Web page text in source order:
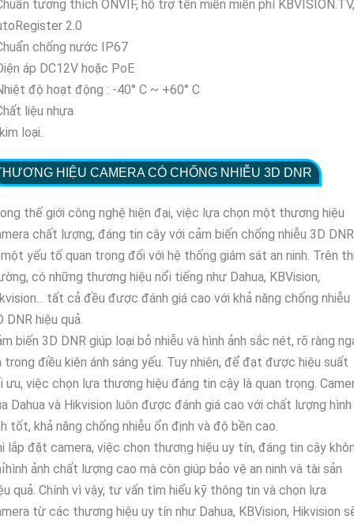
tương thích ONVIF, hỗ trợ tên miền miễn phí KBVISION.TV,
2.0
chống nước IP67
áp DC12V hoặc PoE
độ hoạt động : -40° C ~ +60° C
liệu nhựa
loại.
HIỆU CAMERA CÓ CHỐNG NHIỄU 3D DNR
thế giới công nghệ hiện đại, việc lựa chọn một thương hiệu
chất lượng, đáng tin cậy với cảm biến chống nhiễu 3D DNR
yếu tố quan trọng đối với hệ thống giám sát an ninh. Trên
có những thương hiệu nổi tiếng như Dahua, KBVision,
tất cả đều được đánh giá cao với khả năng chống nhiễu
DNR hiệu quả.
biến 3D DNR giúp loại bỏ nhiễu và hình ảnh sắc nét, rõ ràng
trong điều kiện ánh sáng yếu. Tuy nhiên, để đạt được hiệu suất
ưu, việc chọn lựa thương hiệu đáng tin cậy là quan trọng.
Dahua và Hikvision luôn được đánh giá cao với chất lượng hình
tốt, khả năng chống nhiễu ổn định và độ bền cao.
lắp đặt camera, việc chọn thương hiệu uy tín, đáng tin cậy
ảnh chất lượng cao mà còn giúp bảo vệ an ninh và tài sản
quả. Chính vì vậy, tư vấn tìm hiểu kỹ thông tin và chọn lựa
từ các thương hiệu uy tín như Dahua, KBVision, Hikvision